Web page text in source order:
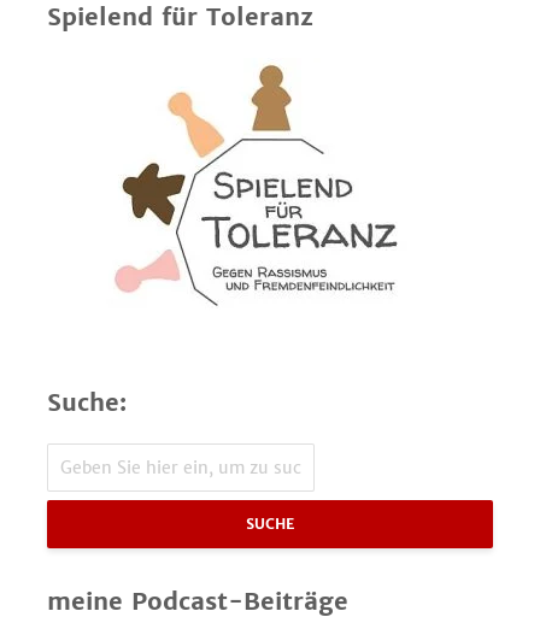
Spielend für Toleranz
Suche:
SUCHE
meine Podcast-Beiträge